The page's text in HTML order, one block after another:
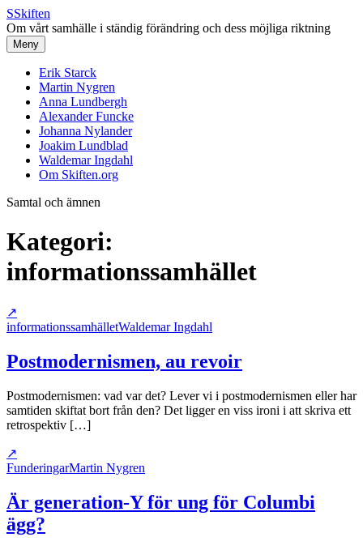
SSkiften
Om vårt samhälle i ständig förändring och dess möjliga riktning
Meny
Erik Starck
Martin Nygren
Anna Lundbergh
Alexander Funcke
Johanna Nylander
Joakim Lundblad
Waldemar Ingdahl
Om Skiften.org
Samtal och ämnen
Kategori:
informationssamhället
↗
informationssamhälletWaldemar Ingdahl
Postmodernismen, au revoir
Postmodernismen: vad var det? Lever vi i postmodernismen eller har
samtiden skiftat bort från den? Det ligger en viss ironi i att skriva ett
retrospektiv […]
↗
FunderingarMartin Nygren
Är generation-Y för ung för Columbi
ägg?